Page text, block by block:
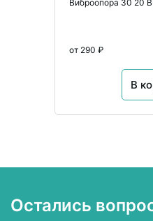
Виброопора 30 20 B
от 290 ₽
В
Остались